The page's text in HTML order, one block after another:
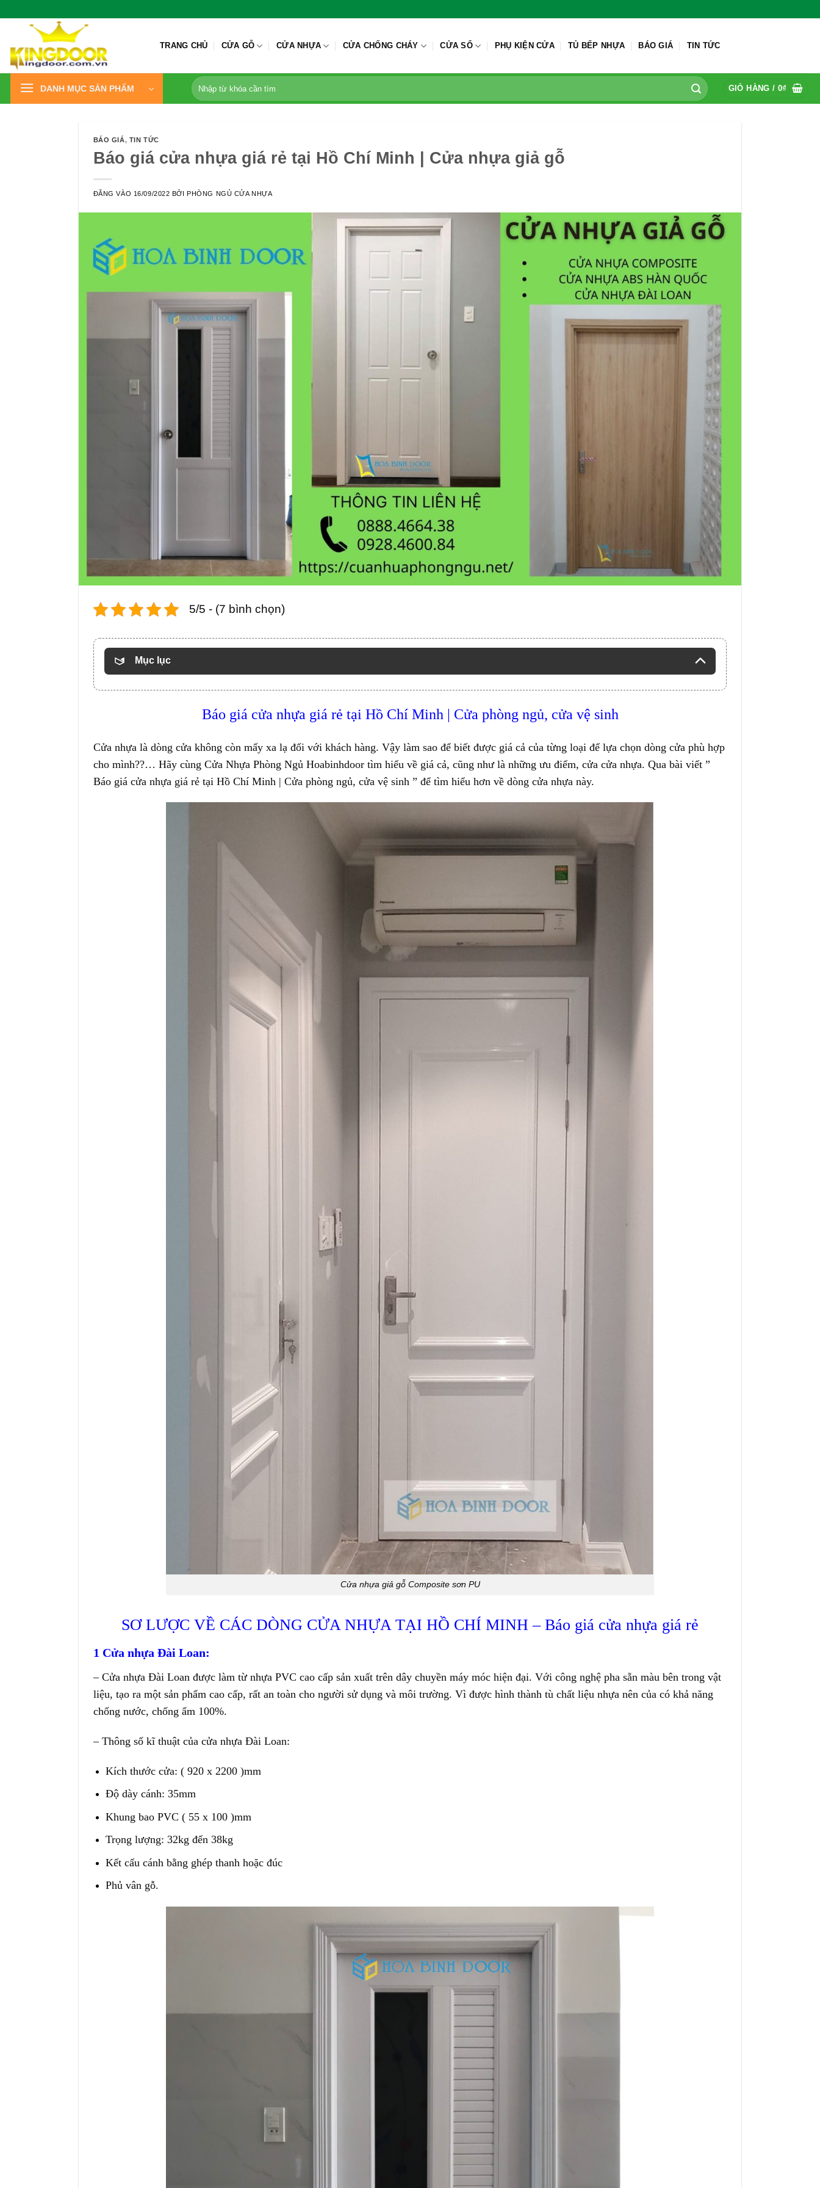
dung
TRANG CHỦ CỬA GỖ CỬA NHỰA CỬA CHỐNG CHÁY CỬA SỔ PHỤ KIỆN CỬA TỦ BẾP NHỰA BÁO GIÁ TIN TỨC
DANH MỤC SẢN PHẨM
Tìm
kiếm:
GIỎ HÀNG / 0₫
BÁO GIÁ, TIN TỨC
Báo giá cửa nhựa giá rẻ tại Hồ Chí Minh | Cửa nhựa giả gỗ
ĐĂNG VÀO 16/09/2022 BỞIPHÒNG NGỦ CỬA NHỰA
5/5 - (7 bình chọn)
Mục lục
Báo giá cửa nhựa giá rẻ tại Hồ Chí Minh | Cửa phòng ngủ, cửa vệ sinh
Cửa nhựa là dòng cửa không còn mấy xa lạ đối với khách hàng. Vậy làm sao để biết được giá cả của từng loại để lựa chọn dòng cửa phù hợp
cho mình??… Hãy cùng Cửa Nhựa Phòng Ngủ Hoabinhdoor tìm hiểu về giá cả, cũng như là những ưu điểm, cửa cửa nhựa. Qua bài viết ”
Báo giá cửa nhựa giá rẻ tại Hồ Chí Minh | Cửa phòng ngủ, cửa vệ sinh ” để tìm hiểu hơn về dòng cửa nhựa này.
Cửa nhựa giả gỗ Composite sơn PU
SƠ LƯỢC VỀ CÁC DÒNG CỬA NHỰA TẠI HỒ CHÍ MINH – Báo giá cửa nhựa giá rẻ
1 Cửa nhựa Đài Loan:
– Cửa nhựa Đài Loan được làm từ nhựa PVC cao cấp sản xuất trên dây chuyền máy móc hiện đại. Với công nghệ pha sẵn màu bên trong vật
liệu, tạo ra một sản phẩm cao cấp, rất an toàn cho người sử dụng và môi trường. Vì được hình thành tù chất liệu nhựa nên của có khả năng
chống nước, chống ẩm 100%.
– Thông số kĩ thuật của cửa nhựa Đài Loan:
Kích thước cửa: ( 920 x 2200 )mm
Độ dày cánh: 35mm
Khung bao PVC ( 55 x 100 )mm
Trọng lượng: 32kg đến 38kg
Kết cấu cánh bằng ghép thanh hoặc đúc
Phủ vân gỗ.